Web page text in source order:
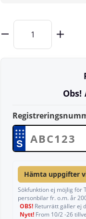
★ ★ ★
★ ★ ★
★ ★ ★
S
Hämta uppgifter
Sökfunktion ej möjlig för
personbilar fr. o.m. år
OBS! Returrätt gäller ej
Nytt! From 10/2 -26